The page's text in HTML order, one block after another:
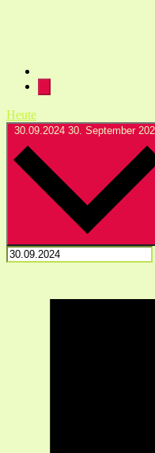
Heute
30.09.2024 30. September